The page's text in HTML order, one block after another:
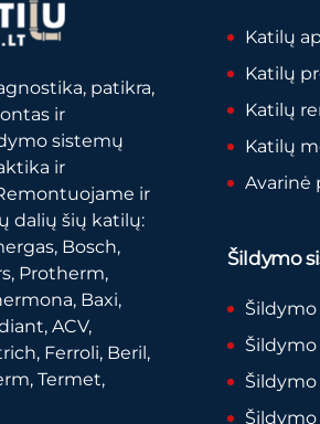
patikra,
ir
sistemų
ir
ir
dalių šių katilų:
Bosch,
Protherm,
Baxi,
ACV,
Ferroli, Beril,
Termet,
Katilų
Katilų
Katilų
Katilų
Avarinė
Šildymo